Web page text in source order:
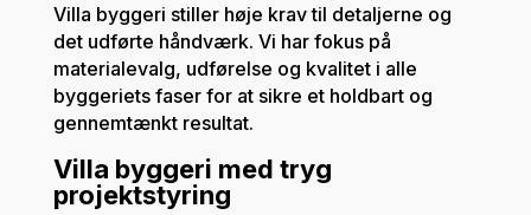
Villa byggeri stiller høje krav til detaljerne og
det udførte håndværk. Vi har fokus på
materialevalg, udførelse og kvalitet i alle
byggeriets faser for at sikre et holdbart og
gennemtænkt resultat.
Villa byggeri med tryg
projektstyring